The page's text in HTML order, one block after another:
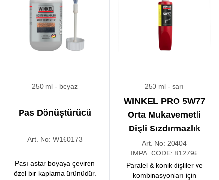
250 ml - beyaz
Pas Dönüştürücü
Art. No: W160173
Pası astar boyaya çeviren
özel bir kaplama ürünüdür.
250 ml - sarı
WINKEL PRO 5W77
Orta Mukavemetli
Dişli Sızdırmazlık
Art. No: 20404
IMPA. CODE: 812795
Paralel & konik dişliler ve
kombinasyonları için